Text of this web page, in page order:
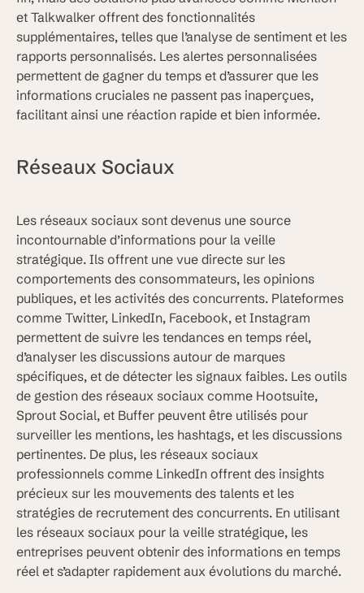
et Talkwalker offrent des fonctionnalités
supplémentaires, telles que l’analyse de sentiment et les
rapports personnalisés. Les alertes personnalisées
permettent de gagner du temps et d’assurer que les
informations cruciales ne passent pas inaperçues,
facilitant ainsi une réaction rapide et bien informée.
Réseaux Sociaux
Les réseaux sociaux sont devenus une source
incontournable d’informations pour la veille
stratégique. Ils offrent une vue directe sur les
comportements des consommateurs, les opinions
publiques, et les activités des concurrents. Plateformes
comme Twitter, LinkedIn, Facebook, et Instagram
permettent de suivre les tendances en temps réel,
d’analyser les discussions autour de marques
spécifiques, et de détecter les signaux faibles. Les outils
de gestion des réseaux sociaux comme Hootsuite,
Sprout Social, et Buffer peuvent être utilisés pour
surveiller les mentions, les hashtags, et les discussions
pertinentes. De plus, les réseaux sociaux
professionnels comme LinkedIn offrent des insights
précieux sur les mouvements des talents et les
stratégies de recrutement des concurrents. En utilisant
les réseaux sociaux pour la veille stratégique, les
entreprises peuvent obtenir des informations en temps
réel et s’adapter rapidement aux évolutions du marché.